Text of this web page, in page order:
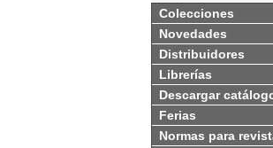
Colecciones
Novedades
Distribuidores
Librerías
Descargar
Ferias
Normas para